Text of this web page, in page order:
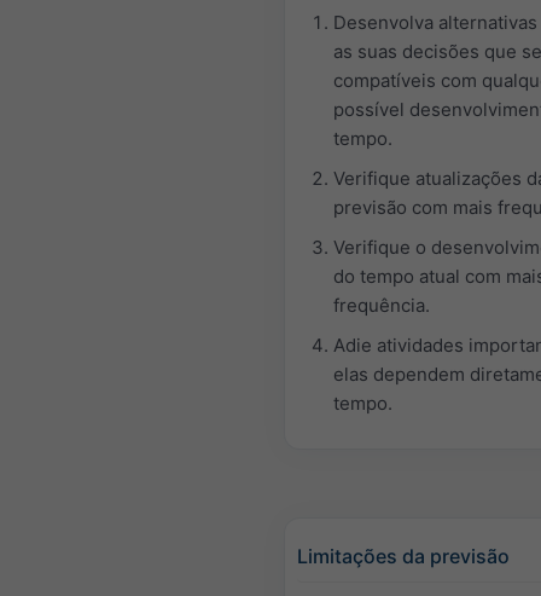
Desenvolva alternativas
as suas decisões que
compatíveis com
possível
tempo.
Verifique atualizações
previsão com mais
Verifique o
do tempo atual com
frequência.
Adie atividades
elas dependem
tempo.
Limitações da previsão